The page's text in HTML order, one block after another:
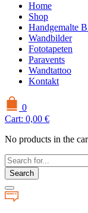
Home
Shop
Handgemalte
Wandbilder
Fototapeten
Paravents
Wandtattoo
Kontakt
0
Cart: 0,00 €
No products in the
Search